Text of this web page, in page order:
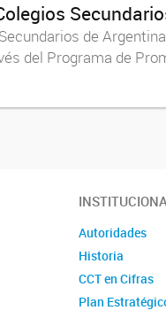
de
del Programa de
Autoridades
Historia
CCT en Cifras
Plan